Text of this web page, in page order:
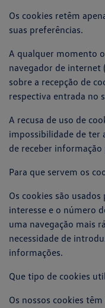
Os cookies retêm
suas preferências.
A qualquer momento
navegador de internet
sobre a recepção de
respectiva entrada no
A recusa de uso de
impossibilidade de ter
de receber informação
Para que servem os
Os cookies são
interesse e o número
uma navegação mais
necessidade de
informações.
Que tipo de cookies
Os nossos cookies